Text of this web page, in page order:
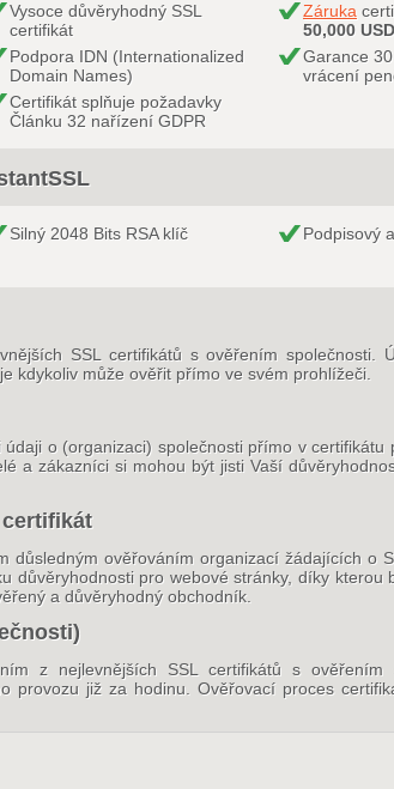
Vysoce důvěryhodný SSL
certifikát
Záruka
50,000 USD
Podpora IDN (Internationalized
Domain Names)
Garance
vrácení
Certifikát splňuje požadavky
Článku 32 nařízení GDPR
Silný 2048 Bits RSA klíč
Podpisový
SSL certifikátů s ověřením společnosti.
kdykoliv může ověřit přímo ve svém prohlížeči.
o (organizaci) společnosti přímo v certifikátu
a zákazníci si mohou být jisti Vaší
certifikát
důsledným ověřováním organizací žádajících o
důvěryhodnosti pro webové stránky, díky kterou
a důvěryhodný obchodník.
z nejlevnějších SSL certifikátů s ověřením
provozu již za hodinu. Ověřovací proces